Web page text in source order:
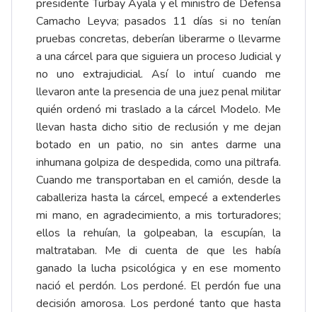
presidente Turbay Ayala y el ministro de Defensa
Camacho Leyva; pasados 11 días si no tenían
pruebas concretas, deberían liberarme o llevarme
a una cárcel para que siguiera un proceso Judicial y
no uno extrajudicial. Así lo intuí cuando me
llevaron ante la presencia de una juez penal militar
quién ordenó mi traslado a la cárcel Modelo. Me
llevan hasta dicho sitio de reclusión y me dejan
botado en un patio, no sin antes darme una
inhumana golpiza de despedida, como una piltrafa.
Cuando me transportaban en el camión, desde la
caballeriza hasta la cárcel, empecé a extenderles
mi mano, en agradecimiento, a mis torturadores;
ellos la rehuían, la golpeaban, la escupían, la
maltrataban. Me di cuenta de que les había
ganado la lucha psicológica y en ese momento
nació el perdón. Los perdoné. El perdón fue una
decisión amorosa. Los perdoné tanto que hasta